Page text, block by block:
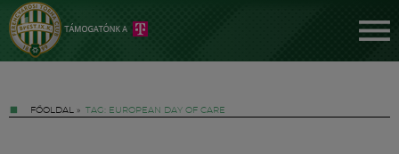
FŐOLDAL » TAG: EUROPEAN DAY OF CARE